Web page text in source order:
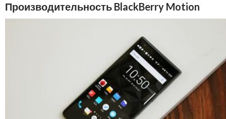
Производительность BlackBerry Motion